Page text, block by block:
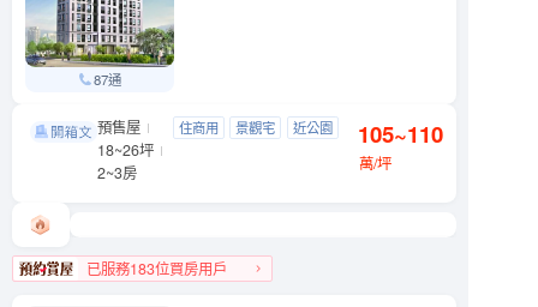
87通
中研硯 南港區 舊莊街一段
預售屋
18~26坪
2~3房
住商用 景觀宅
近公園
105~110
萬/坪
已服務183位買房用戶